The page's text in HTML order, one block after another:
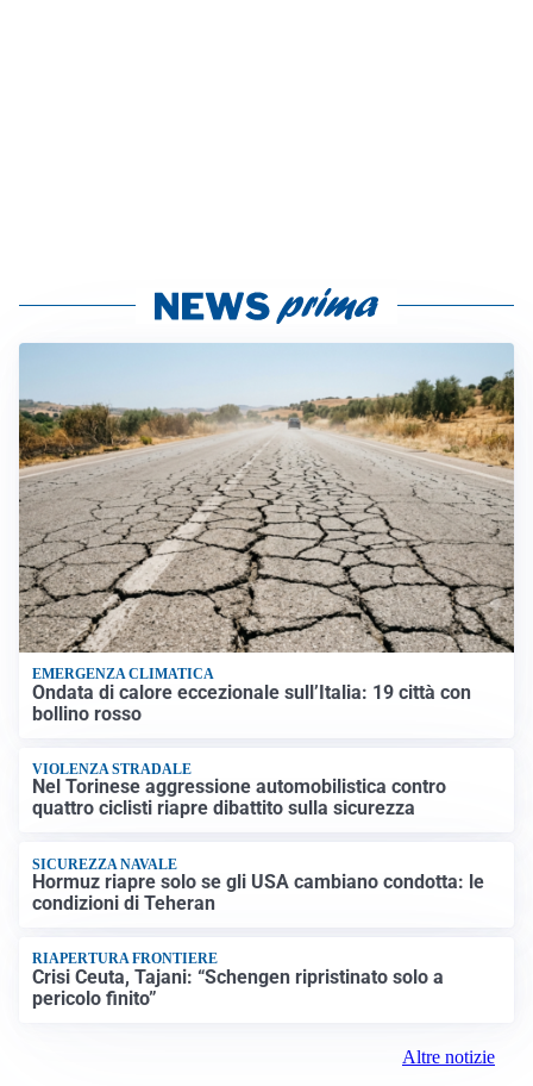
EMERGENZA CLIMATICA
Ondata di calore eccezionale sull’Italia: 19 città con
bollino rosso
VIOLENZA STRADALE
Nel Torinese aggressione automobilistica contro
quattro ciclisti riapre dibattito sulla sicurezza
SICUREZZA NAVALE
Hormuz riapre solo se gli USA cambiano condotta: le
condizioni di Teheran
RIAPERTURA FRONTIERE
Crisi Ceuta, Tajani: “Schengen ripristinato solo a
pericolo finito”
Altre notizie